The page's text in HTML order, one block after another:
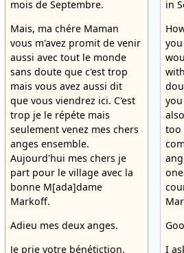
mois de Septembre.
Mais, ma chére Maman
vous m'avez promit de venir
aussi avec tout le monde
sans doute que c'est trop
mais vous avez aussi dit
que vous viendrez ici. C'est
trop je le répéte mais
seulement venez mes chers
anges ensemble.
Aujourd'hui mes chers je
part pour le village avec la
bonne M[ada]dame
Markoff.
Adieu mes deux anges.
Je prie votre bénétiction.
in
too
I